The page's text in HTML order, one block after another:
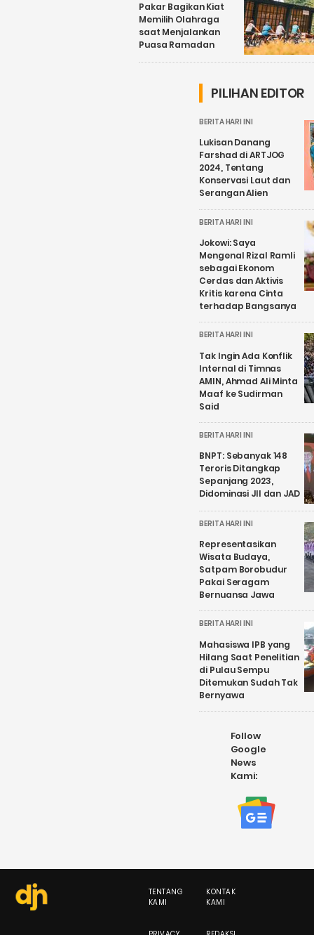
Pakar Bagikan Kiat
Memilih Olahraga
saat Menjalankan
Puasa Ramadan
PILIHAN EDITOR
BERITA HARI INI
Lukisan Danang
Farshad di ARTJOG
2024, Tentang
Konservasi Laut dan
Serangan Alien
BERITA HARI INI
Jokowi: Saya
Mengenal Rizal Ramli
sebagai Ekonom
Cerdas dan Aktivis
Kritis karena Cinta
terhadap Bangsanya
BERITA HARI INI
Tak Ingin Ada Konflik
Internal di Timnas
AMIN, Ahmad Ali Minta
Maaf ke Sudirman
Said
BERITA HARI INI
BNPT: Sebanyak 148
Teroris Ditangkap
Sepanjang 2023,
Didominasi JII dan JAD
BERITA HARI INI
Representasikan
Wisata Budaya,
Satpam Borobudur
Pakai Seragam
Bernuansa Jawa
BERITA HARI INI
Mahasiswa IPB yang
Hilang Saat Penelitian
di Pulau Sempu
Ditemukan Sudah Tak
Bernyawa
Follow
Google
News
Kami:
TENTANG
KAMI
KONTAK
KAMI